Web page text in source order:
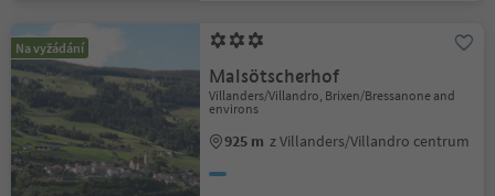
Na vyžádání
Malsötscherhof
Villanders/Villandro, Brixen/Bressanone and
environs
925 m z Villanders/Villandro centrum